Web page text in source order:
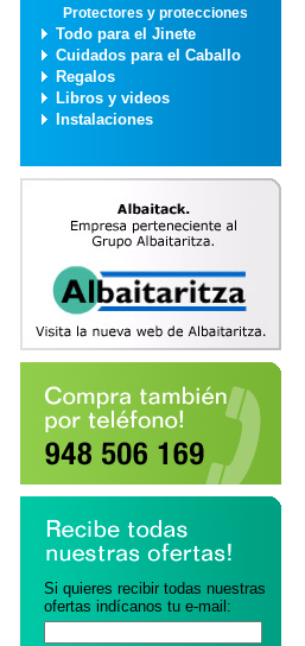
Protectores y protecciones
Todo para el Jinete
Cuidados para el Caballo
Regalos
Libros y videos
Instalaciones
Si quieres recibir todas nuestras
ofertas indícanos tu e-mail: